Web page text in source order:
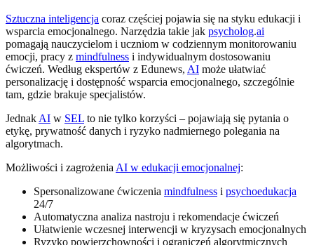
Sztuczna inteligencja coraz częściej pojawia się na styku edukacji i
wsparcia emocjonalnego. Narzędzia takie jak psycholog.ai
pomagają nauczycielom i uczniom w codziennym monitorowaniu
emocji, pracy z mindfulness i indywidualnym dostosowaniu
ćwiczeń. Według ekspertów z Edunews, AI może ułatwiać
personalizację i dostępność wsparcia emocjonalnego, szczególnie
tam, gdzie brakuje specjalistów.
Jednak AI w SEL to nie tylko korzyści – pojawiają się pytania o
etykę, prywatność danych i ryzyko nadmiernego polegania na
algorytmach.
Możliwości i zagrożenia AI w edukacji emocjonalnej:
Spersonalizowane ćwiczenia mindfulness i psychoedukacja
24/7
Automatyczna analiza nastroju i rekomendacje ćwiczeń
Ułatwienie wczesnej interwencji w kryzysach emocjonalnych
Ryzyko powierzchowności i ograniczeń algorytmicznych